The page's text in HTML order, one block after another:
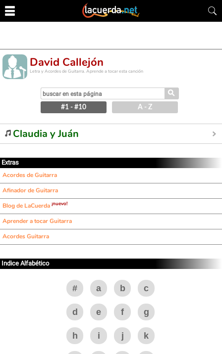
David Callejón
Letra y Acordes de Guitarra. Aprende a tocar esta canción
⚲
#1 - #10 A - Z
Claudia y Juán
Extras
Acordes de Guitarra
Afinador de Guitarra
Blog de LaCuerda ¡nuevo!
Aprender a tocar Guitarra
Acordes Guitarra
Indice Alfabético
# a b c
d e f g
h i j k